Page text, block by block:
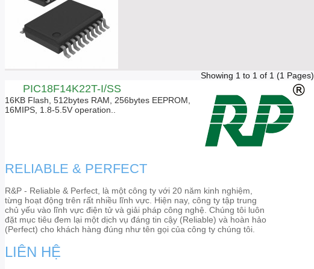
PIC18F14K22T-I/SS
16KB Flash, 512bytes RAM, 256bytes EEPROM,
16MIPS, 1.8-5.5V operation..
Showing 1 to 1 of 1 (1 Pages)
RELIABLE & PERFECT
R&P - Reliable & Perfect, là một công ty với 20 năm kinh nghiệm,
từng hoạt động trên rất nhiều lĩnh vực. Hiện nay, công ty tập trung
chủ yếu vào lĩnh vực điện tử và giải pháp công nghệ. Chúng tôi luôn
đặt mục tiêu đem lại một dịch vụ đáng tin cậy (Reliable) và hoàn hảo
(Perfect) cho khách hàng đúng như tên gọi của công ty chúng tôi.
LIÊN HỆ